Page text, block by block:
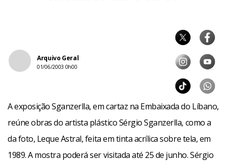
Arquivo Geral
01/06/2003 0h00
A exposição Sganzerlla, em cartaz na Embaixada do Líbano,
reúne obras do artista plástico Sérgio Sganzerlla, como a
da foto, Leque Astral, feita em tinta acrílica sobre tela, em
1989. A mostra poderá ser visitada até 25 de junho. Sérgio